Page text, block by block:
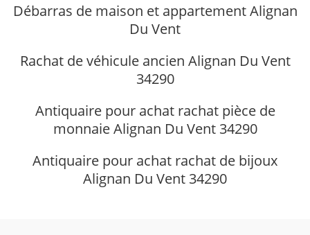
Débarras de maison et appartement Alignan
Du Vent
Rachat de véhicule ancien Alignan Du Vent
34290
Antiquaire pour achat rachat pièce de
monnaie Alignan Du Vent 34290
Antiquaire pour achat rachat de bijoux
Alignan Du Vent 34290